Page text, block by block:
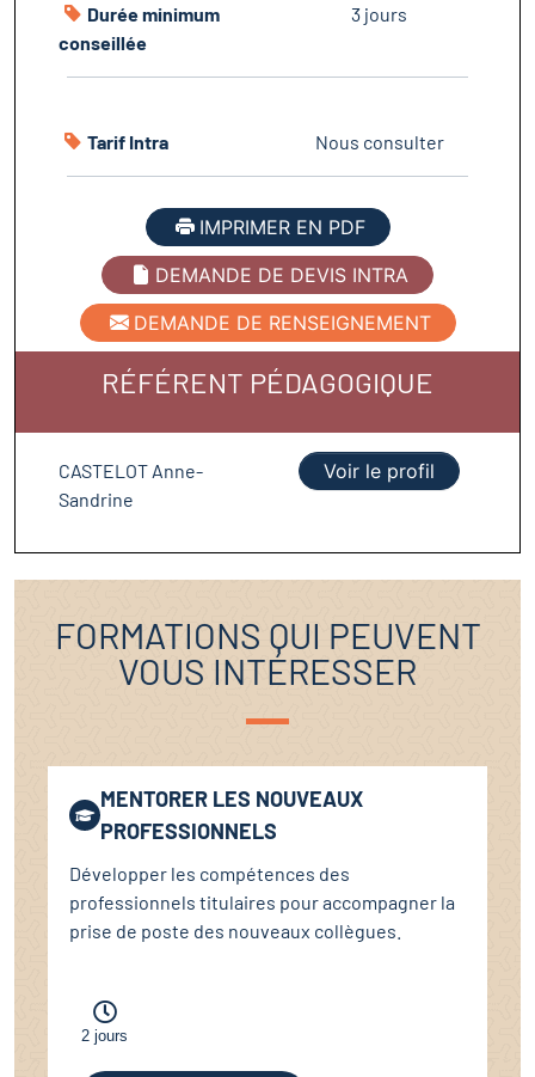
Durée minimum
conseillée
3 jours
Tarif Intra Nous consulter
IMPRIMER EN PDF
DEMANDE DE DEVIS INTRA
DEMANDE DE RENSEIGNEMENT
RÉFÉRENT PÉDAGOGIQUE
CASTELOT Anne-
Sandrine
Voir le profil
FORMATIONS QUI PEUVENT
VOUS INTÉRESSER
MENTORER LES NOUVEAUX
PROFESSIONNELS
Développer les compétences des
professionnels titulaires pour accompagner la
prise de poste des nouveaux collègues.
2 jours